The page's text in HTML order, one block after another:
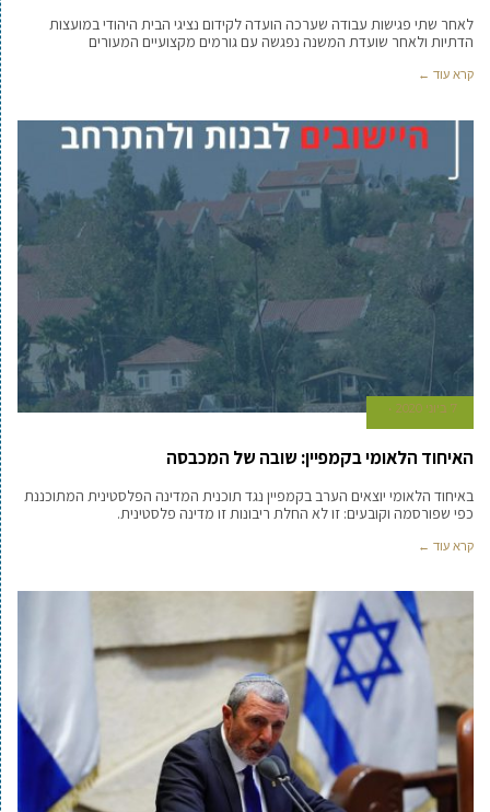
לאחר שתי פגישות עבודה שערכה הועדה לקידום נציגי הבית היהודי במועצות
הדתיות ולאחר שועדת המשנה נפגשה עם גורמים מקצועיים המעורים
קרא עוד ←
7 ביוני 2020
האיחוד הלאומי בקמפיין: שובה של המכבסה
באיחוד הלאומי יוצאים הערב בקמפיין נגד תוכנית המדינה הפלסטינית המתוכננת
כפי שפורסמה וקובעים: זו לא החלת ריבונות זו מדינה פלסטינית.
קרא עוד ←